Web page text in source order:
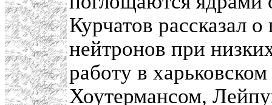
Курчатов рассказал
нейтронов при
работу в
Хоутермансом,